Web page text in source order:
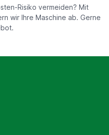
Risiko vermeiden? Mit
wir Ihre Maschine ‪ab. Gerne